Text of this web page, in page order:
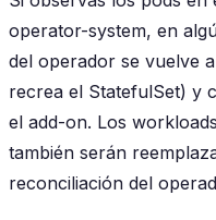
operator-system, en
del operador se vuelve
recrea el StatefulSet) y
el add-on. Los
también serán
reconciliación del